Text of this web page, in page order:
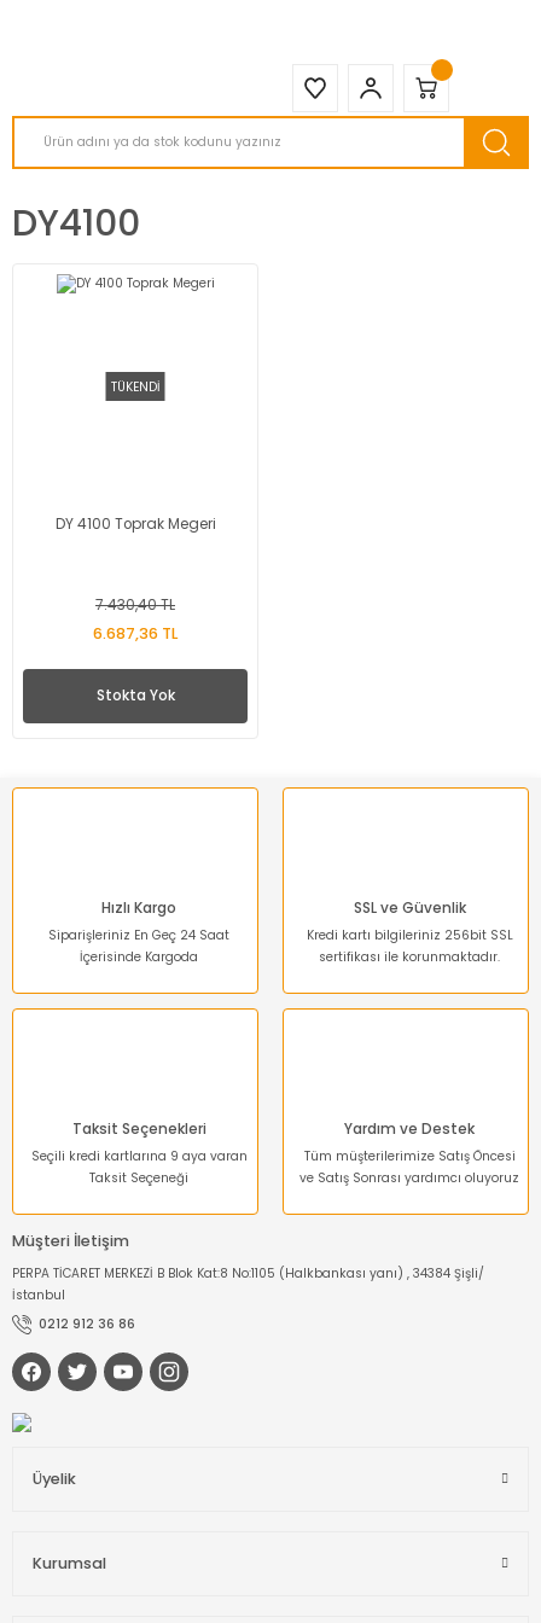
DY4100
TÜKENDİ
DY 4100 Toprak Megeri
7.430,40 TL
6.687,36 TL
Stokta Yok
Hızlı Kargo
Siparişleriniz En Geç 24 Saat
İçerisinde Kargoda
SSL ve Güvenlik
Kredi kartı bilgileriniz 256bit SSL
sertifikası ile korunmaktadır.
Taksit Seçenekleri
Seçili kredi kartlarına 9 aya varan
Taksit Seçeneği
Yardım ve Destek
Tüm müşterilerimize Satış Öncesi
ve Satış Sonrası yardımcı oluyoruz
Müşteri İletişim
PERPA TİCARET MERKEZİ B Blok Kat:8 No:1105 (Halkbankası yanı) , 34384 Şişli/
İstanbul
0212 912 36 86
Üyelik
Kurumsal